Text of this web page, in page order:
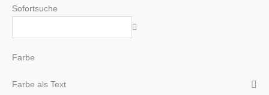
Sofortsuche
Farbe
Farbe als Text